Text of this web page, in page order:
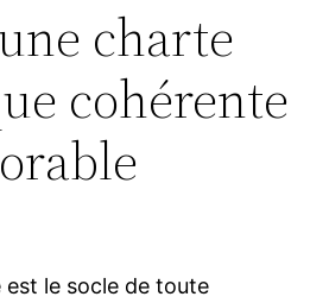
charte
cohérente
est le socle de toute